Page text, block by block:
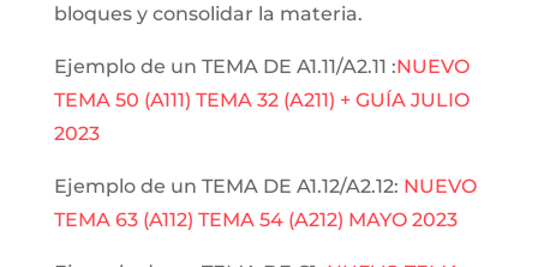
bloques y consolidar la materia.
Ejemplo de un TEMA DE A1.11/A2.11 :NUEVO
TEMA 50 (A111) TEMA 32 (A211) + GUÍA JULIO
2023
Ejemplo de un TEMA DE A1.12/A2.12: NUEVO
TEMA 63 (A112) TEMA 54 (A212) MAYO 2023